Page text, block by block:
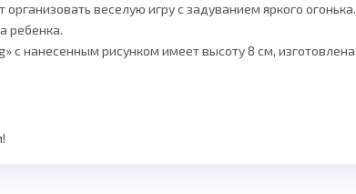
веселую игру с задуванием яркого
ребенка.
с нанесенным рисунком имеет высоту 8 см, изготовлена